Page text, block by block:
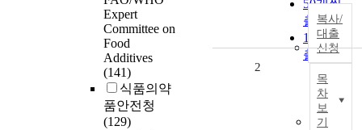
Expert
Committee on
Food
Additives
(141)
식품의약
품안전청
(129)
50개씩
출력
100개씩
출력
복사/
대출
신청
목
차
보
기
2